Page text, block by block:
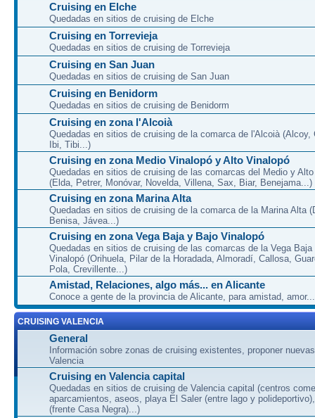
Cruising en Elche
Quedadas en sitios de cruising de Elche
Cruising en Torrevieja
Quedadas en sitios de cruising de Torrevieja
Cruising en San Juan
Quedadas en sitios de cruising de San Juan
Cruising en Benidorm
Quedadas en sitios de cruising de Benidorm
Cruising en zona l'Alcoià
Quedadas en sitios de cruising de la comarca de l'Alcoià (Alcoy,
Ibi, Tibi...)
Cruising en zona Medio Vinalopó y Alto Vinalopó
Quedadas en sitios de cruising de las comarcas del Medio y
(Elda, Petrer, Monóvar, Novelda, Villena, Sax, Biar, Benejama...)
Cruising en zona Marina Alta
Quedadas en sitios de cruising de la comarca de la Marina Alta
Benisa, Jávea...)
Cruising en zona Vega Baja y Bajo Vinalopó
Quedadas en sitios de cruising de las comarcas de la Vega Baja
Vinalopó (Orihuela, Pilar de la Horadada, Almoradí, Callosa,
Pola, Crevillente...)
Amistad, Relaciones, algo más... en Alicante
Conoce a gente de la provincia de Alicante, para amistad,
CRUISING VALENCIA
General
Información sobre zonas de cruising existentes, proponer
Valencia
Cruising en Valencia capital
Quedadas en sitios de cruising de Valencia capital (centros
aparcamientos, aseos, playa El Saler (entre lago y
(frente Casa Negra)...)